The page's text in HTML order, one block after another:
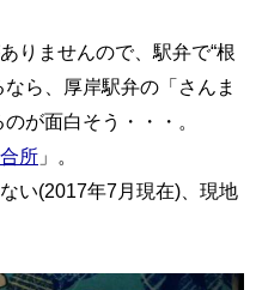
りませんので、駅弁で“根
ら、厚岸駅弁の「さんま
が面白そう・・・。
所 」。
い(2017年7月現在)、現地